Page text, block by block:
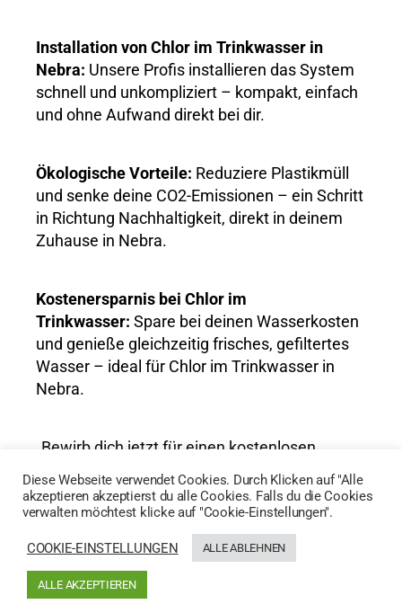
Installation von Chlor im Trinkwasser in
Nebra: Unsere Profis installieren das System
schnell und unkompliziert – kompakt, einfach
und ohne Aufwand direkt bei dir.
Ökologische Vorteile: Reduziere Plastikmüll
und senke deine CO2-Emissionen – ein Schritt
in Richtung Nachhaltigkeit, direkt in deinem
Zuhause in Nebra.
Kostenersparnis bei Chlor im
Trinkwasser: Spare bei deinen Wasserkosten
und genieße gleichzeitig frisches, gefiltertes
Wasser – ideal für Chlor im Trinkwasser in
Nebra.
„Bewirb dich jetzt für einen kostenlosen
Wassertest und entdecke die Vorteile von
AktivWasser für Chlor im Trinkwasser in
Nebra!“
HIER GEHTS ZUM WASSERTEST
Diese Webseite verwendet Cookies. Durch Klicken auf "Alle
akzeptieren akzeptierst du alle Cookies. Falls du die Cookies
verwalten möchtest klicke auf "Cookie-Einstellungen".
COOKIE-EINSTELLUNGEN ALLE ABLEHNEN
ALLE AKZEPTIEREN